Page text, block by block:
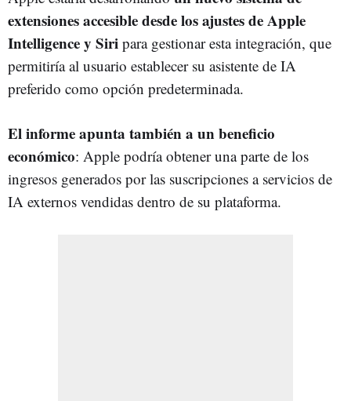
extensiones accesible desde los ajustes de Apple
Intelligence y Siri para gestionar esta integración, que
permitiría al usuario establecer su asistente de IA
preferido como opción predeterminada.
El informe apunta también a un beneficio
económico: Apple podría obtener una parte de los
ingresos generados por las suscripciones a servicios de
IA externos vendidas dentro de su plataforma.